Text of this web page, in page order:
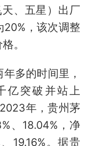
、五星）出厂
，该次调整
。
多的时间里，
亿突破并站上
年，贵州茅
、18.04%，净
19.16%。据贵